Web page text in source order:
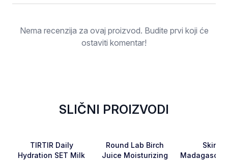
Ocjena
Nema recenzija za ovaj proizvod. Budite prvi koji će
ostaviti komentar!
SLIČNI PROIZVODI
Favorite
TIRTIR Daily
Hydration SET Milk
Favorite
Round Lab Birch
Juice Moisturizing
Madagascar